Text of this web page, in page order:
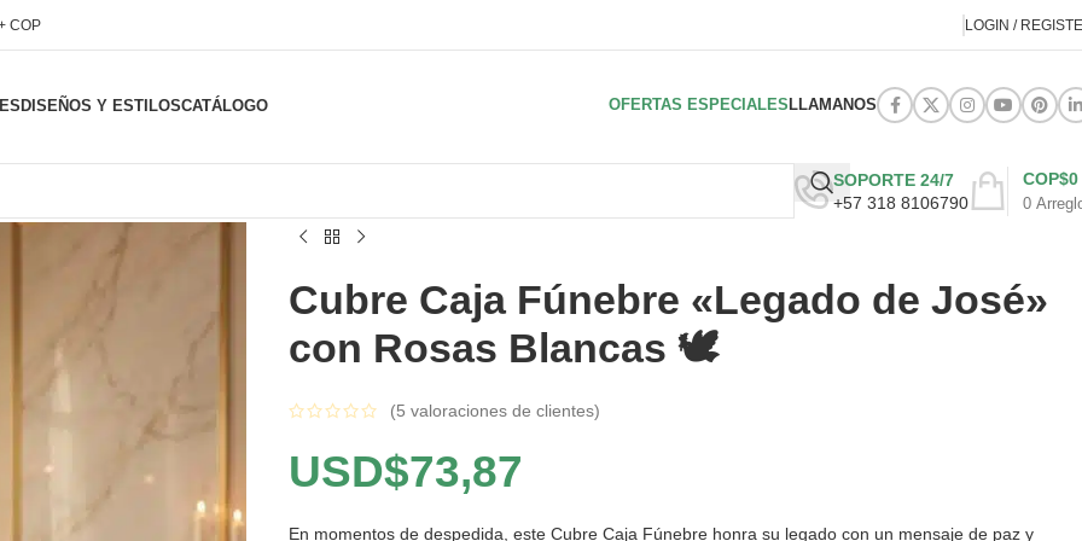
COP LOGIN /
DISEÑOS Y ESTILOSCATÁLOGO OFERTAS ESPECIALES LLAMANOS
SOPORTE 24/7
+57 318 8106790
0
COP$0
Cubre Caja Fúnebre «Legado de José»
con Rosas Blancas 🕊️
(5 valoraciones de clientes)
USD$73,87
En momentos de despedida, este Cubre Caja Fúnebre honra su legado con un mensaje de paz y